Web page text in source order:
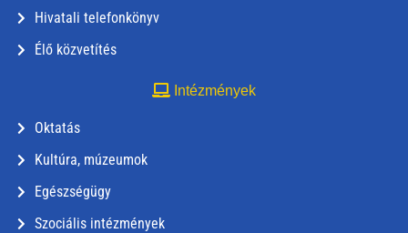
Hivatali telefonkönyv
Élő közvetítés
Intézmények
Oktatás
Kultúra, múzeumok
Egészségügy
Szociális intézmények